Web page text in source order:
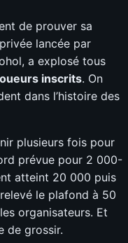
de prouver sa
lancée par
a explosé tous
inscrits. On
dans l’histoire des
plusieurs fois pour
prévue pour 2 000-
atteint 20 000 puis
le plafond à 50
organisateurs. Et
de grossir.